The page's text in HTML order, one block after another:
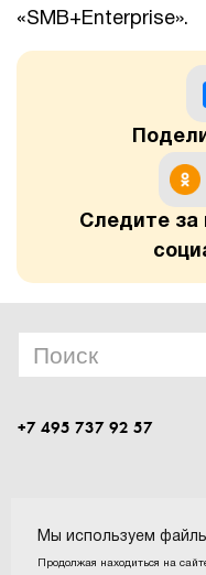
События
Сервисы для
«SMB+Enterprise».
Следите за
+7 495 737 92 57
Мы используем
Продолжая находиться на